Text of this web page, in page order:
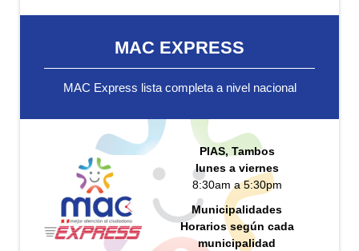
MAC EXPRESS
MAC Express lista completa a nivel nacional
PIAS, Tambos
lunes a viernes
8:30am a 5:30pm
Municipalidades
Horarios según cada
municipalidad